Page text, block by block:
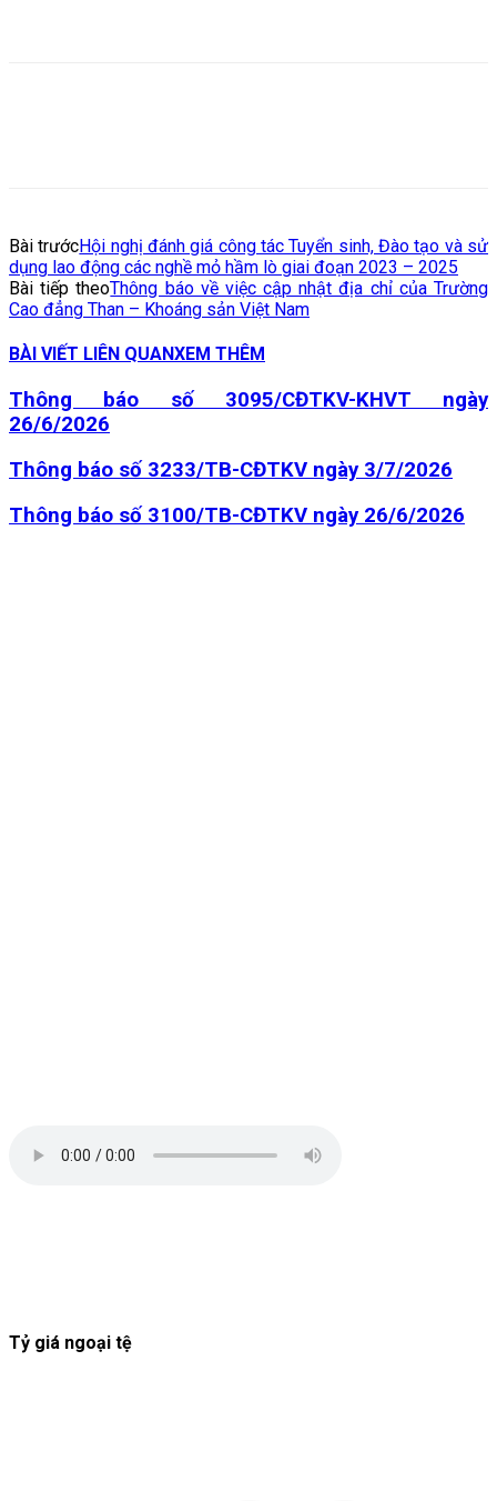
Bài trướcHội nghị đánh giá công tác Tuyển sinh, Đào tạo và sử
dụng lao động các nghề mỏ hầm lò giai đoạn 2023 – 2025
Bài tiếp theoThông báo về việc cập nhật địa chỉ của Trường
Cao đẳng Than – Khoáng sản Việt Nam
BÀI VIẾT LIÊN QUANXEM THÊM
Thông báo số 3095/CĐTKV-KHVT ngày
26/6/2026
Thông báo số 3233/TB-CĐTKV ngày 3/7/2026
Thông báo số 3100/TB-CĐTKV ngày 26/6/2026
Tỷ giá ngoại tệ